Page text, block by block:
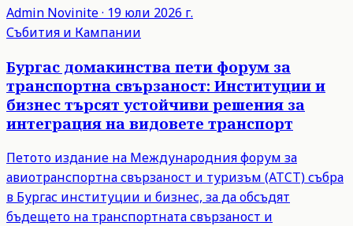
Admin Novinite· 19 юли 2026 г.
Събития и Кампании
Бургас домакинства пети форум за
транспортна свързаност: Институции и
бизнес търсят устойчиви решения за
интеграция на видовете транспорт
Петото издание на Международния форум за
авиотранспортна свързаност и туризъм (ATCT) събра
в Бургас институции и бизнес, за да обсъдят
бъдещето на транспортната свързаност и